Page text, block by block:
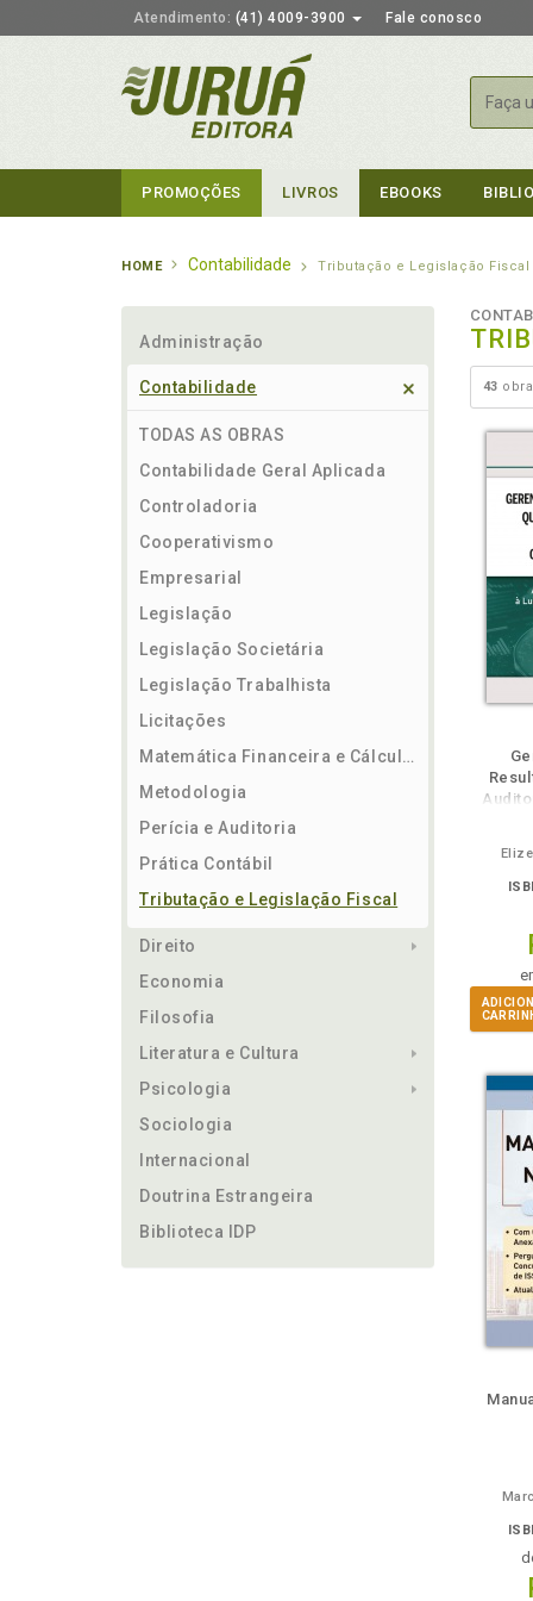
Atendimento: (41) 4009-3900 Fale conosco
PROMOÇÕES LIVROS EBOOKS
HOME Contabilidade Tributação e Legislação Fiscal
Administração
Contabilidade
TODAS AS OBRAS
Contabilidade Geral Aplicada
Controladoria
Cooperativismo
Empresarial
Legislação
Legislação Societária
Legislação Trabalhista
Licitações
Matemática Financeira e Cálculos
Metodologia
Perícia e Auditoria
Prática Contábil
Tributação e Legislação Fiscal
Direito
Economia
Filosofia
Literatura e Cultura
Psicologia
Sociologia
Internacional
Doutrina Estrangeira
Biblioteca IDP
43
TambémTambém